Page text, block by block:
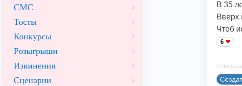
В 35
Вверх
Чтоб
6
©
СМС
Тосты
Конкурсы
Розыгрыши
Извинения
Сценарии